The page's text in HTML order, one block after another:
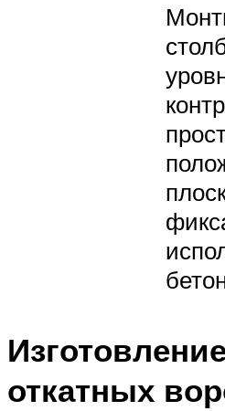
откатных